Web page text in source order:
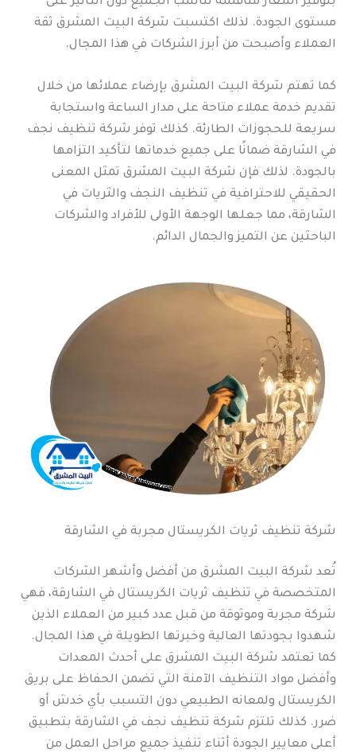
مستوى الجودة. لذلك اكتسبت شركة البيت المشرق ثقة
العملاء وأصبحت من أبرز الشركات في هذا المجال.
كما تهتم شركة البيت المشرق بإرضاء عملائها من خلال
تقديم خدمة عملاء متاحة على مدار الساعة واستجابة
سريعة للحجوزات الطارئة. كذلك توفر شركة تنظيف نجف
في الشارقة ضمانًا على جميع خدماتها لتأكيد التزامها
بالجودة. لذلك فإن شركة البيت المشرق تمثل المعنى
الحقيقي للاحترافية في تنظيف النجف والثريات في
الشارقة، مما جعلها الوجهة الأولى للأفراد والشركات
الباحثين عن التميز والجمال الدائم.
شركة تنظيف ثريات الكريستال مجربة في الشارقة
تُعد شركة البيت المشرق من أفضل وأشهر الشركات
المتخصصة في تنظيف ثريات الكريستال في الشارقة، فهي
شركة مجربة وموثوقة من قبل عدد كبير من العملاء الذين
شهدوا بجودتها العالية وخبرتها الطويلة في هذا المجال.
كما تعتمد شركة البيت المشرق على أحدث المعدات
وأفضل مواد التنظيف الآمنة التي تضمن الحفاظ على بريق
الكريستال ولمعانه الطبيعي دون التسبب بأي خدش أو
ضرر. كذلك تلتزم شركة تنظيف نجف في الشارقة بتطبيق
أعلى معايير الجودة أثناء تنفيذ جميع مراحل العمل من